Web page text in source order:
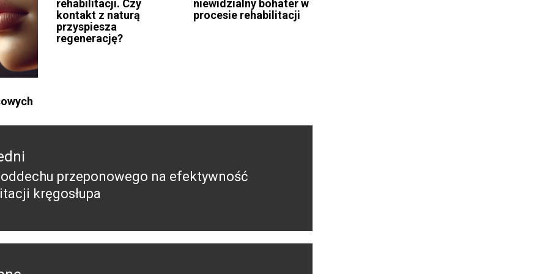
rehabilitacji. Czy
kontakt z naturą
przyspiesza
regenerację?
niewidzialny bohater w
procesie rehabilitacji
oddechu przeponowego na efektywność
kręgosłupa